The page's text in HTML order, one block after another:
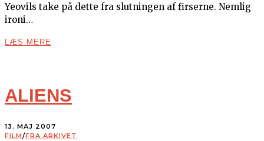
Yeovils take på dette fra slutningen af firserne. Nemlig
ironi…
LÆS MERE
ALIENS
13. MAJ 2007
FILM/FRA ARKIVET